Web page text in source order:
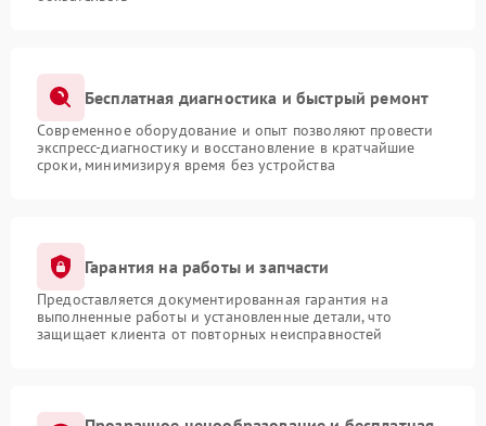
Бесплатная диагностика и быстрый ремонт
Современное оборудование и опыт позволяют провести
экспресс-диагностику и восстановление в кратчайшие
сроки, минимизируя время без устройства
Гарантия на работы и запчасти
Предоставляется документированная гарантия на
выполненные работы и установленные детали, что
защищает клиента от повторных неисправностей